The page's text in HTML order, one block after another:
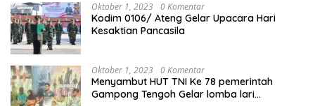
Oktober 1, 2023 0 Komentar
Kodim 0106/ Ateng Gelar Upacara Hari
Kesaktian Pancasila
Oktober 1, 2023 0 Komentar
Menyambut HUT TNI Ke 78 pemerintah
Gampong Tengoh Gelar lomba lari